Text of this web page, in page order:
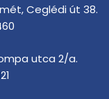
Ceglédi út 38.
utca 2/a.